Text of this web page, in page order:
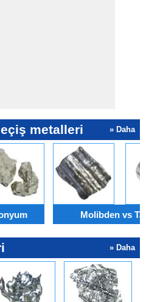
metalleri » Daha
Molibden vs Tantal
» Daha